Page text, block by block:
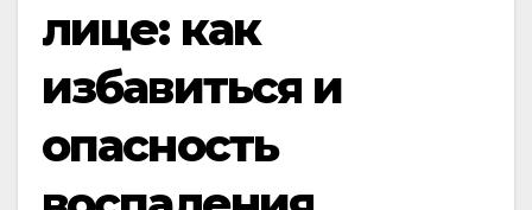
лице: как
избавиться и
опасность